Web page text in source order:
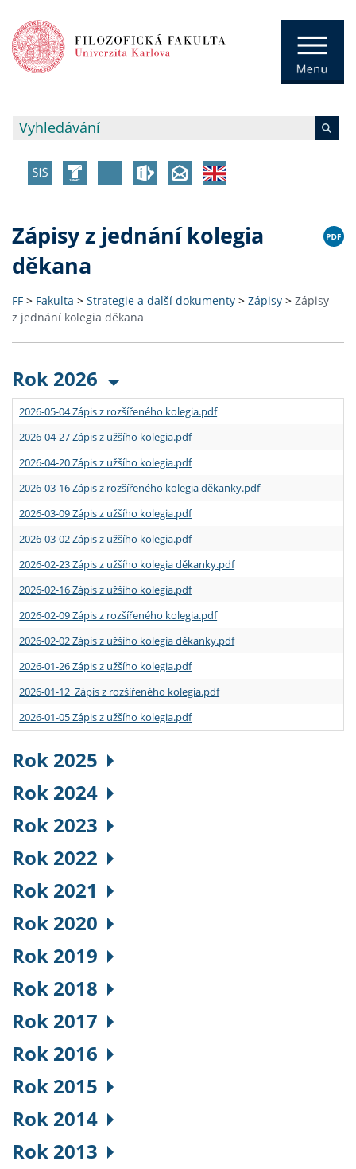
Zápisy z jednání kolegia
děkana
FF > Fakulta > Strategie a další dokumenty > Zápisy > Zápisy
z jednání kolegia děkana
Rok 2026
2026-05-04 Zápis z rozšířeného kolegia.pdf
2026-04-27 Zápis z užšího kolegia.pdf
2026-04-20 Zápis z užšího kolegia.pdf
2026-03-16 Zápis z rozšířeného kolegia děkanky.pdf
2026-03-09 Zápis z užšího kolegia.pdf
2026-03-02 Zápis z užšího kolegia.pdf
2026-02-23 Zápis z užšího kolegia děkanky.pdf
2026-02-16 Zápis z užšího kolegia.pdf
2026-02-09 Zápis z rozšířeného kolegia.pdf
2026-02-02 Zápis z užšího kolegia děkanky.pdf
2026-01-26 Zápis z užšího kolegia.pdf
2026-01-12 Zápis z rozšířeného kolegia.pdf
2026-01-05 Zápis z užšího kolegia.pdf
Rok 2025
Rok 2024
Rok 2023
Rok 2022
Rok 2021
Rok 2020
Rok 2019
Rok 2018
Rok 2017
Rok 2016
Rok 2015
Rok 2014
Rok 2013